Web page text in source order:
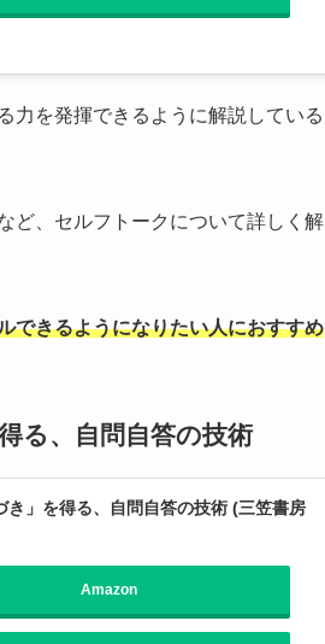
力を発揮できるように解説している
ど、セルフトークについて詳しく解
できるようになりたい人におすすめ
る、自問自答の技術
」を得る、自問自答の技術 (三笠書房
Amazon